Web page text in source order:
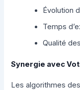
Évolution
Temps
Qualité
Synergie avec
Les algorithmes